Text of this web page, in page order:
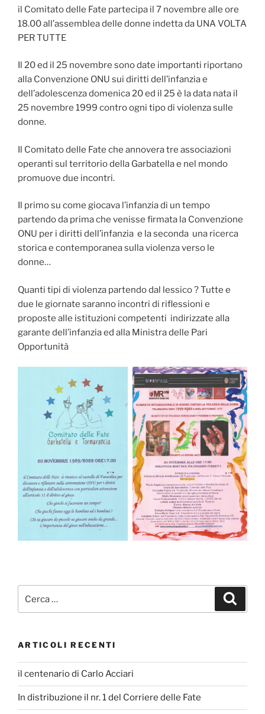
il Comitato delle Fate partecipa il 7 novembre alle ore
18.00 all’assemblea delle donne indetta da UNA VOLTA
PER TUTTE
Il 20 ed il 25 novembre sono date importanti riportano
alla Convenzione ONU sui diritti dell’infanzia e
dell’adolescenza domenica 20 ed il 25 è la data nata il
25 novembre 1999 contro ogni tipo di violenza sulle
donne.
Il Comitato delle Fate che annovera tre associazioni
operanti sul territorio della Garbatella e nel mondo
promuove due incontri.
Il primo su come giocava l’infanzia di un tempo
partendo da prima che venisse firmata la Convenzione
ONU per i diritti dell’infanzia e la seconda una ricerca
storica e contemporanea sulla violenza verso le
donne…
Quanti tipi di violenza partendo dal lessico ? Tutte e
due le giornate saranno incontri di riflessioni e
proposte alle istituzioni competenti indirizzate alla
garante dell’infanzia ed alla Ministra delle Pari
Opportunità
ARTICOLI RECENTI
il centenario di Carlo Acciari
In distribuzione il nr. 1 del Corriere delle Fate